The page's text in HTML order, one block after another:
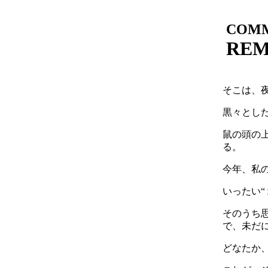
そこは、
黒々とし
鼠の頭の
る。
今年、私
いったい
そのうち
で、未だ
どなたか